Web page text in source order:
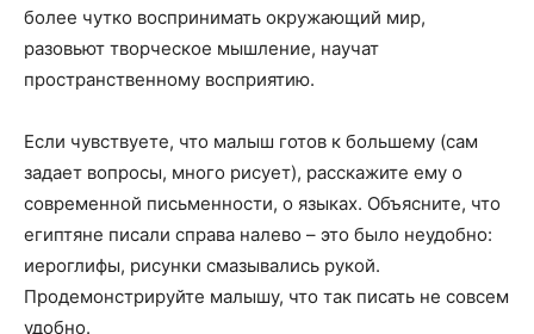
более чутко воспринимать окружающий мир,
разовьют творческое мышление, научат
пространственному восприятию.
Если чувствуете, что малыш готов к большему (сам
задает вопросы, много рисует), расскажите ему о
современной письменности, о языках. Объясните, что
египтяне писали справа налево – это было неудобно:
иероглифы, рисунки смазывались рукой.
Продемонстрируйте малышу, что так писать не совсем
удобно.